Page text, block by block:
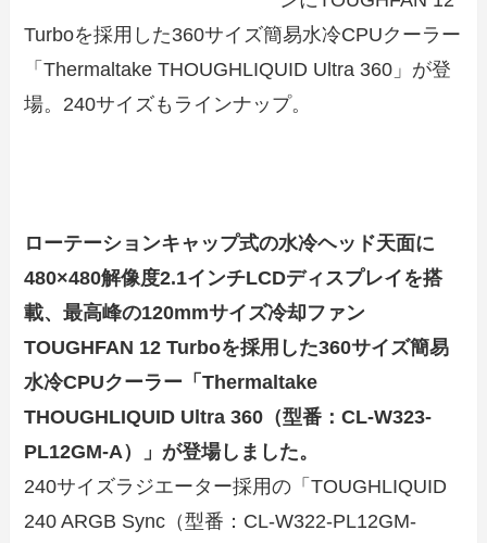
Turboを採用した360サイズ簡易水冷CPUクーラー
「Thermaltake THOUGHLIQUID Ultra 360」が登
場。240サイズもラインナップ。
ローテーションキャップ式の水冷ヘッド天面に
480×480解像度2.1インチLCDディスプレイを搭
載、最高峰の120mmサイズ冷却ファン
TOUGHFAN 12 Turboを採用した360サイズ簡易
水冷CPUクーラー「Thermaltake
THOUGHLIQUID Ultra 360（型番：CL-W323-
PL12GM-A）」が登場しました。
240サイズラジエーター採用の「TOUGHLIQUID
240 ARGB Sync（型番：CL-W322-PL12GM-